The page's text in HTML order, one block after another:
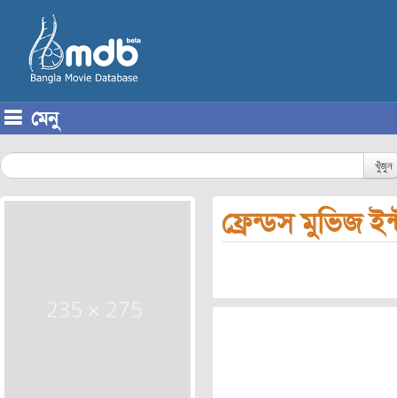
মেনু
খুঁজুন
ফ্রেন্ডস মুভিজ